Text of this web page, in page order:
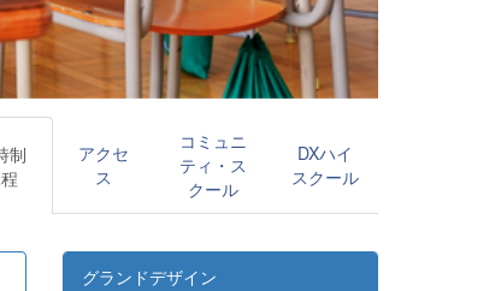
制
アクセ
ス
コミュニ
ティ・ス
クール
DXハイ
スクール
グランドデザイン